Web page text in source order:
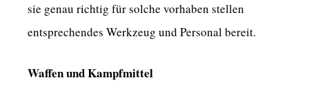
sie genau richtig für solche vorhaben stellen
entsprechendes Werkzeug und Personal bereit.
Waffen und Kampfmittel